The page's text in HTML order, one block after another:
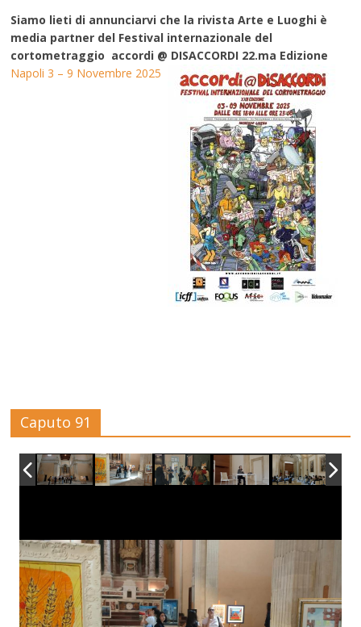
Siamo lieti di annunciarvi che la rivista Arte e Luoghi è
media partner del Festival internazionale del
cortometraggio accordi @ DISACCORDI 22.ma Edizione
Napoli 3 – 9 Novembre 2025
Caputo 91